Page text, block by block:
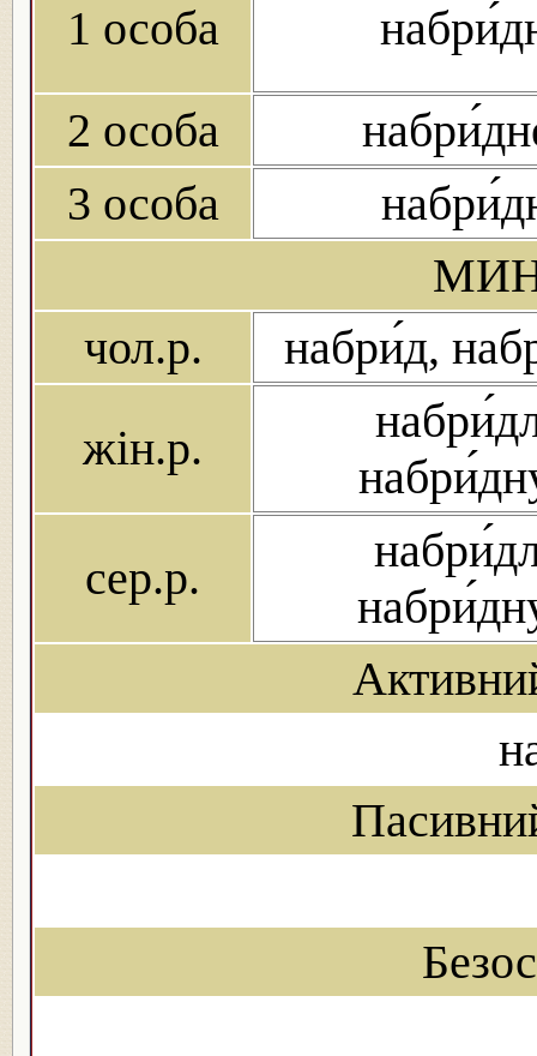
1 особа
2 особа
3 особа
чол.р.
набри́д,
жін.р.
сер.р.